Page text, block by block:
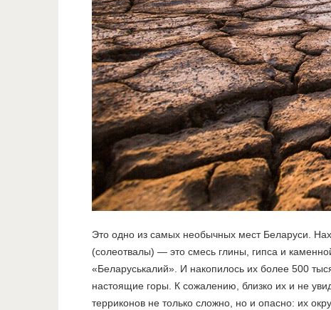
Это одно из самых необычных мест Беларуси.
(солеотвалы) — это смесь глины, гипса и
«Беларуськалий». И накопилось их более 500
настоящие горы. К сожалению, близко их и не
терриконов не только сложно, но и опасно: их